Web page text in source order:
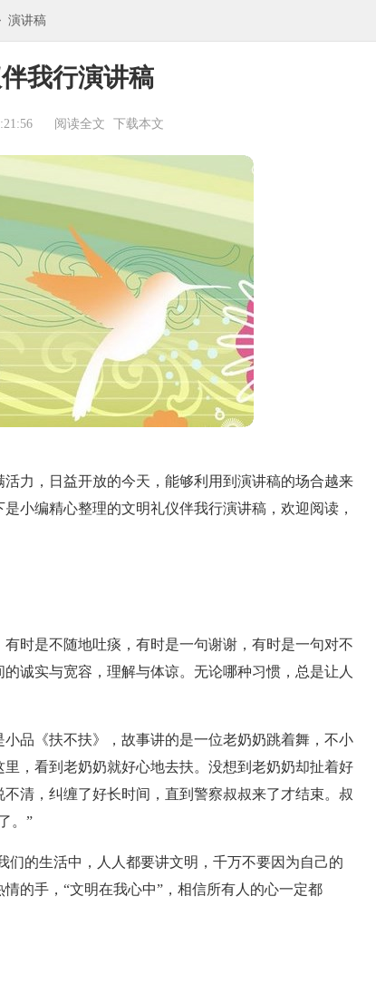
演讲稿
我行演讲稿
阅读全文 下载本文
力，日益开放的今天，能够利用到演讲稿的场合越来
小编精心整理的文明礼仪伴我行演讲稿，欢迎阅读，
时是不随地吐痰，有时是一句谢谢，有时是一句对不
诚实与宽容，理解与体谅。无论哪种习惯，总是让人
品《扶不扶》，故事讲的是一位老奶奶跳着舞，不小
，看到老奶奶就好心地去扶。没想到老奶奶却扯着好
清，纠缠了好长时间，直到警察叔叔来了才结束。叔
。”
们的生活中，人人都要讲文明，千万不要因为自己的
的手，“文明在我心中”，相信所有人的心一定都